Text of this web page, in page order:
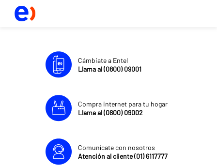
Cámbiate a Entel
Llama al (0800) 09001
Compra internet para tu hogar
Llama al (0800) 09002
Comunícate con nosotros
Atención al cliente (01) 6117777